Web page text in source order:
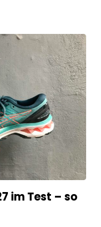
im Test – so